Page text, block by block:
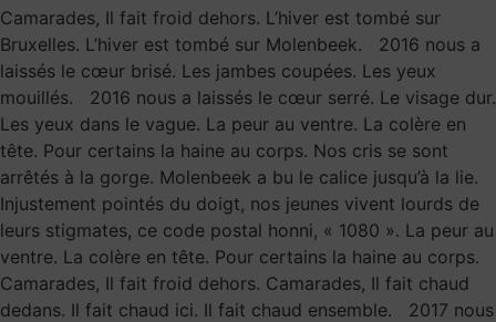
Camarades, Il fait froid dehors. L’hiver est tombé sur
Bruxelles. L’hiver est tombé sur Molenbeek. 2016 nous a
laissés le cœur brisé. Les jambes coupées. Les yeux
mouillés. 2016 nous a laissés le cœur serré. Le visage dur.
Les yeux dans le vague. La peur au ventre. La colère en
tête. Pour certains la haine au corps. Nos cris se sont
arrêtés à la gorge. Molenbeek a bu le calice jusqu’à la lie.
Injustement pointés du doigt, nos jeunes vivent lourds de
leurs stigmates, ce code postal honni, « 1080 ». La peur au
ventre. La colère en tête. Pour certains la haine au corps.
Camarades, Il fait froid dehors. Camarades, Il fait chaud
dedans. Il fait chaud ici. Il fait chaud ensemble. 2017 nous